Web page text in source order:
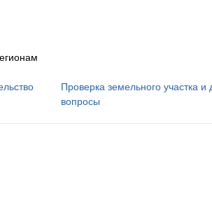
Проверка земельного участка и
вопросы